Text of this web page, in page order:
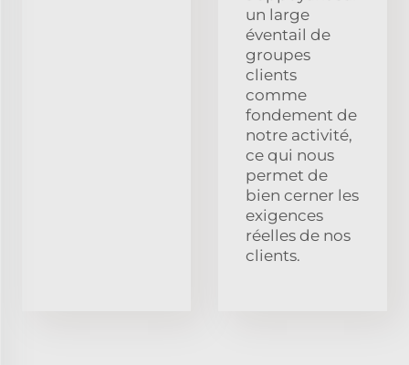
un large
éventail de
groupes
clients
comme
fondement de
notre activité,
ce qui nous
permet de
bien cerner les
exigences
réelles de nos
clients.